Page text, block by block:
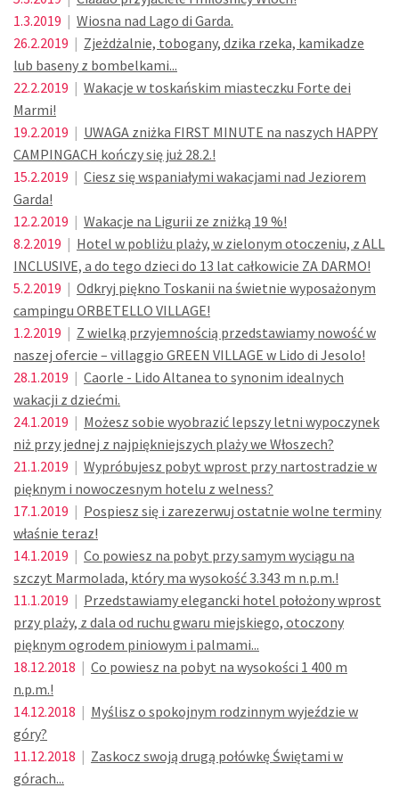
1.3.2019 | Wiosna nad Lago di Garda.
26.2.2019 | Zjeżdżalnie, tobogany, dzika rzeka, kamikadze
lub baseny z bombelkami...
22.2.2019 | Wakacje w toskańskim miasteczku Forte dei
Marmi!
19.2.2019 | UWAGA zniżka FIRST MINUTE na naszych HAPPY
CAMPINGACH kończy się już 28.2.!
15.2.2019 | Ciesz się wspaniałymi wakacjami nad Jeziorem
Garda!
12.2.2019 | Wakacje na Ligurii ze zniżką 19 %!
8.2.2019 | Hotel w pobliżu plaży, w zielonym otoczeniu, z ALL
INCLUSIVE, a do tego dzieci do 13 lat całkowicie ZA DARMO!
5.2.2019 | Odkryj piękno Toskanii na świetnie wyposażonym
campingu ORBETELLO VILLAGE!
1.2.2019 | Z wielką przyjemnością przedstawiamy nowość w
naszej ofercie – villaggio GREEN VILLAGE w Lido di Jesolo!
28.1.2019 | Caorle - Lido Altanea to synonim idealnych
wakacji z dziećmi.
24.1.2019 | Możesz sobie wyobrazić lepszy letni wypoczynek
niż przy jednej z najpiękniejszych plaży we Włoszech?
21.1.2019 | Wypróbujesz pobyt wprost przy nartostradzie w
pięknym i nowoczesnym hotelu z welness?
17.1.2019 | Pospiesz się i zarezerwuj ostatnie wolne terminy
właśnie teraz!
14.1.2019 | Co powiesz na pobyt przy samym wyciągu na
szczyt Marmolada, który ma wysokość 3.343 m n.p.m.!
11.1.2019 | Przedstawiamy elegancki hotel położony wprost
przy plaży, z dala od ruchu gwaru miejskiego, otoczony
pięknym ogrodem piniowym i palmami...
18.12.2018 | Co powiesz na pobyt na wysokości 1 400 m
n.p.m.!
14.12.2018 | Myślisz o spokojnym rodzinnym wyjeździe w
góry?
11.12.2018 | Zaskocz swoją drugą połówkę Świętami w
górach...